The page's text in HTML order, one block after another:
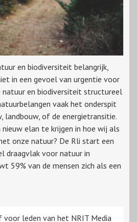
en biodiversiteit belangrijk,
in een gevoel van urgentie voor
natuur en biodiversiteit structureel
vaak het onderspit
landbouw, of de energietransitie.
elan te krijgen in hoe wij als
onze natuur? De Rli start een
draagvlak voor natuur in
59% van de mensen zich als een
leden van het NRIT Media